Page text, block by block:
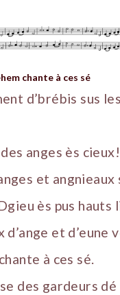
chante à ces sé
d’brébis sus les
anges ès cieux!
et angnieaux
ès pus hauts
d’ange et d’eune
à ces sé.
des gardeurs